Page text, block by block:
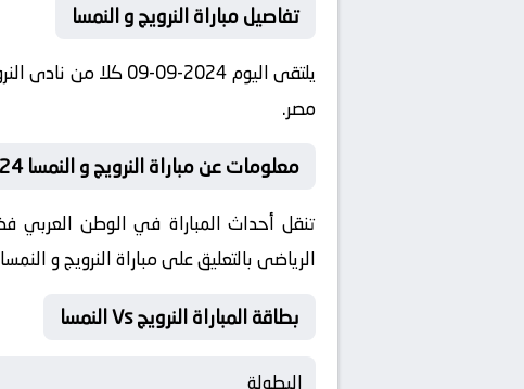
تفاصيل مباراة النرويج و النمسا
مصر.
معلومات عن مباراة النرويج و النمسا 2024-09-09
الرياضى بالتعليق على مباراة النرويج و النمسا
بطاقة المباراة النرويج Vs النمسا
البطولة